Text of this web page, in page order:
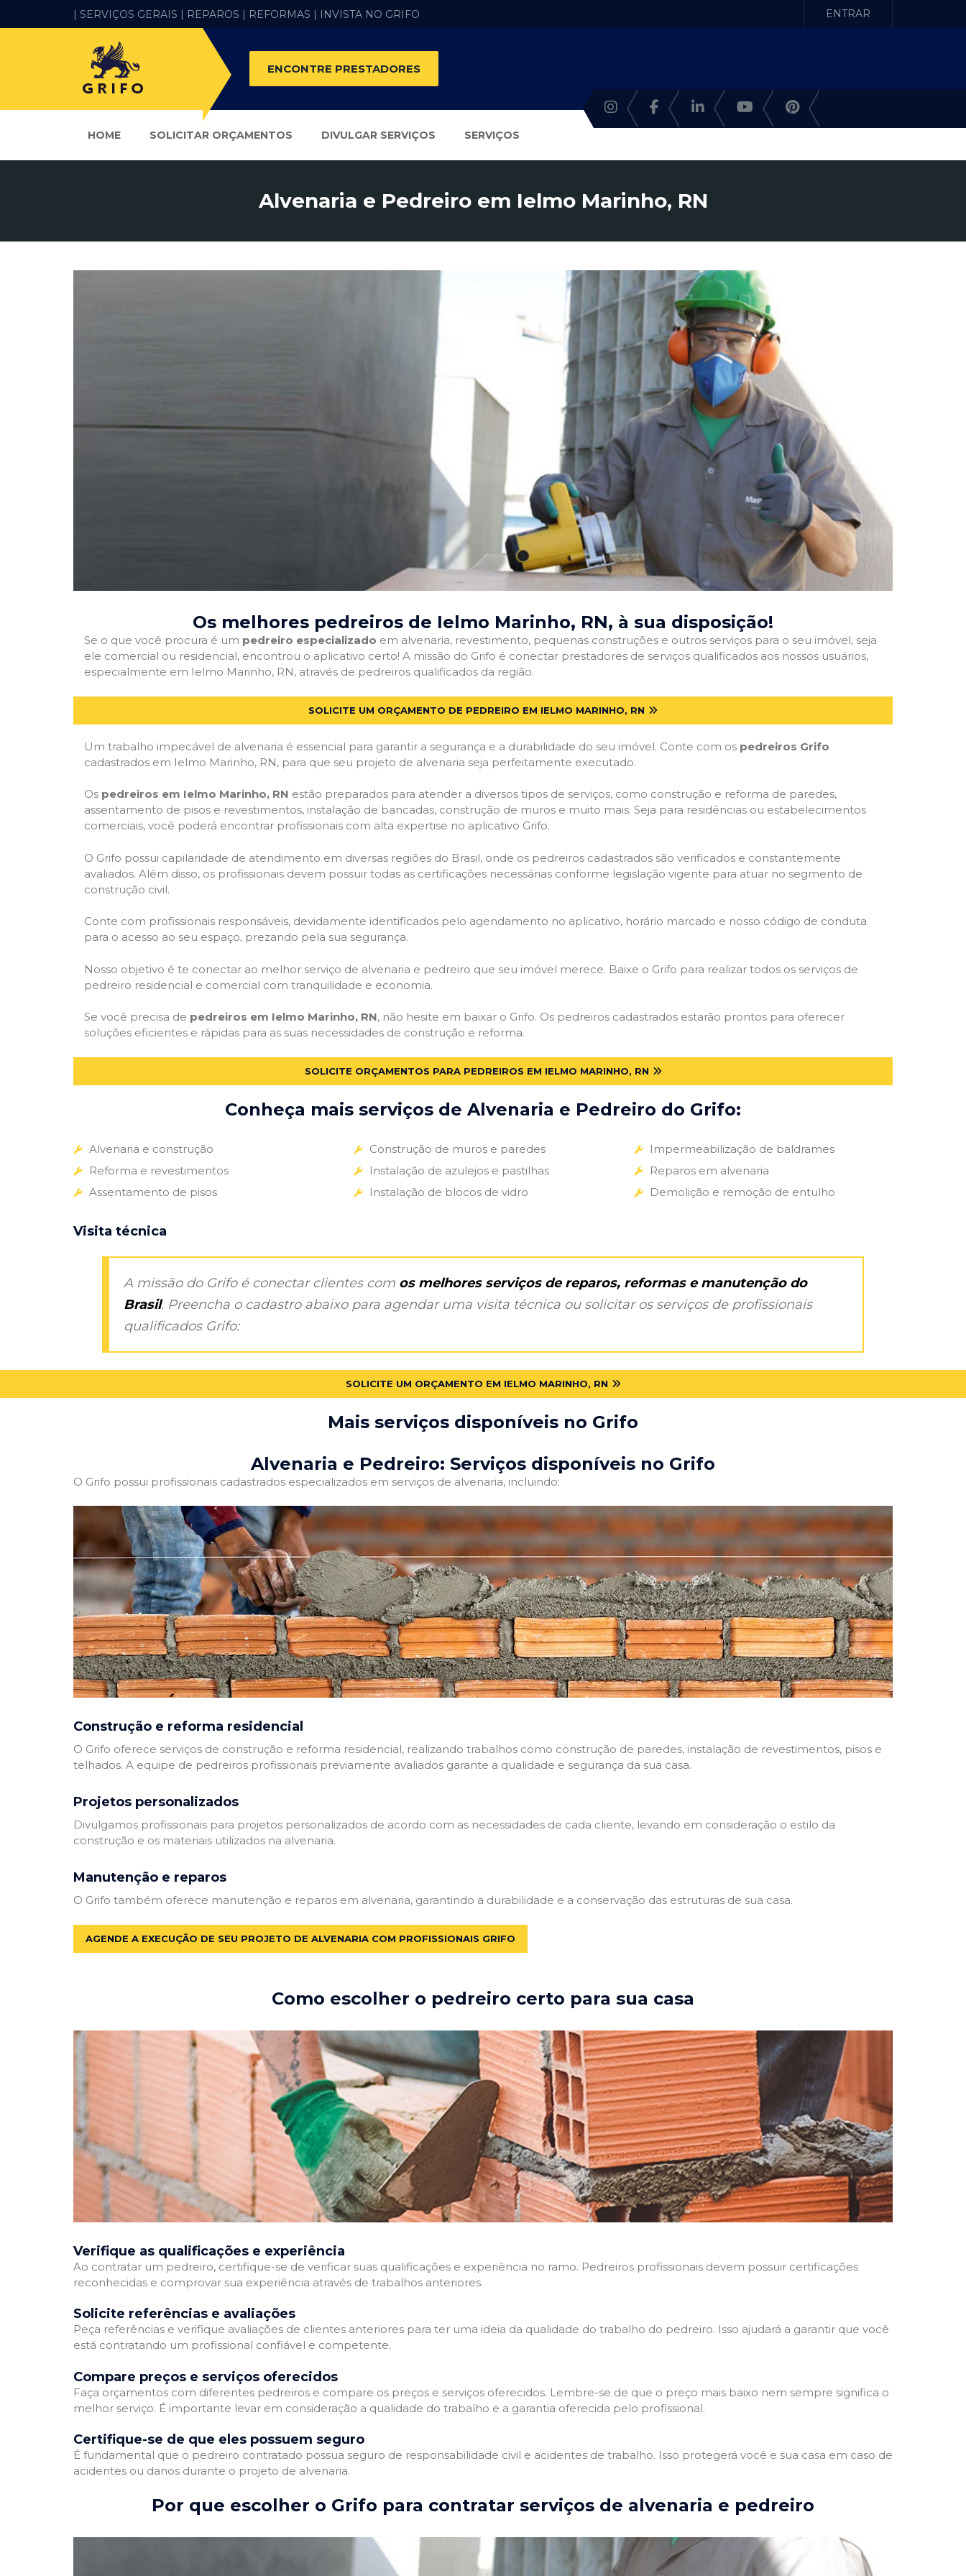
| SERVIÇOS GERAIS | REPAROS | REFORMAS | INVISTA NO GRIFO ENTRAR
ENCONTRE PRESTADORES
HOME SOLICITAR ORÇAMENTOS DIVULGAR SERVIÇOS SERVIÇOS
Alvenaria e Pedreiro em Ielmo Marinho, RN
Os melhores pedreiros de Ielmo Marinho, RN, à sua disposição!
Se o que você procura é um pedreiro especializado em alvenaria, revestimento, pequenas construções e outros serviços para o seu imóvel, seja
ele comercial ou residencial, encontrou o aplicativo certo! A missão do Grifo é conectar prestadores de serviços qualificados aos nossos usuários,
especialmente em Ielmo Marinho, RN, através de pedreiros qualificados da região.
SOLICITE UM ORÇAMENTO DE PEDREIRO EM IELMO MARINHO, RN
Um trabalho impecável de alvenaria é essencial para garantir a segurança e a durabilidade do seu imóvel. Conte com os pedreiros Grifo
cadastrados em Ielmo Marinho, RN, para que seu projeto de alvenaria seja perfeitamente executado.
Os pedreiros em Ielmo Marinho, RN estão preparados para atender a diversos tipos de serviços, como construção e reforma de paredes,
assentamento de pisos e revestimentos, instalação de bancadas, construção de muros e muito mais. Seja para residências ou estabelecimentos
comerciais, você poderá encontrar profissionais com alta expertise no aplicativo Grifo.
O Grifo possui capilaridade de atendimento em diversas regiões do Brasil, onde os pedreiros cadastrados são verificados e constantemente
avaliados. Além disso, os profissionais devem possuir todas as certificações necessárias conforme legislação vigente para atuar no segmento de
construção civil.
Conte com profissionais responsáveis, devidamente identificados pelo agendamento no aplicativo, horário marcado e nosso código de conduta
para o acesso ao seu espaço, prezando pela sua segurança.
Nosso objetivo é te conectar ao melhor serviço de alvenaria e pedreiro que seu imóvel merece. Baixe o Grifo para realizar todos os serviços de
pedreiro residencial e comercial com tranquilidade e economia.
Se você precisa de pedreiros em Ielmo Marinho, RN, não hesite em baixar o Grifo. Os pedreiros cadastrados estarão prontos para oferecer
soluções eficientes e rápidas para as suas necessidades de construção e reforma.
SOLICITE ORÇAMENTOS PARA PEDREIROS EM IELMO MARINHO, RN
Conheça mais serviços de Alvenaria e Pedreiro do Grifo:
Alvenaria e construção
Reforma e revestimentos
Assentamento de pisos
Construção de muros e paredes
Instalação de azulejos e pastilhas
Instalação de blocos de vidro
Impermeabilização de baldrames
Reparos em alvenaria
Demolição e remoção de entulho
Visita técnica
A missão do Grifo é conectar clientes com os melhores serviços de reparos, reformas e manutenção do
Brasil. Preencha o cadastro abaixo para agendar uma visita técnica ou solicitar os serviços de profissionais
qualificados Grifo:
SOLICITE UM ORÇAMENTO EM IELMO MARINHO, RN
Mais serviços disponíveis no Grifo
Alvenaria e Pedreiro: Serviços disponíveis no Grifo
O Grifo possui profissionais cadastrados especializados em serviços de alvenaria, incluindo:
Construção e reforma residencial
O Grifo oferece serviços de construção e reforma residencial, realizando trabalhos como construção de paredes, instalação de revestimentos, pisos e
telhados. A equipe de pedreiros profissionais previamente avaliados garante a qualidade e segurança da sua casa.
Projetos personalizados
Divulgamos profissionais para projetos personalizados de acordo com as necessidades de cada cliente, levando em consideração o estilo da
construção e os materiais utilizados na alvenaria.
Manutenção e reparos
O Grifo também oferece manutenção e reparos em alvenaria, garantindo a durabilidade e a conservação das estruturas de sua casa.
AGENDE A EXECUÇÃO DE SEU PROJETO DE ALVENARIA COM PROFISSIONAIS GRIFO
Como escolher o pedreiro certo para sua casa
Verifique as qualificações e experiência
Ao contratar um pedreiro, certifique-se de verificar suas qualificações e experiência no ramo. Pedreiros profissionais devem possuir certificações
reconhecidas e comprovar sua experiência através de trabalhos anteriores.
Solicite referências e avaliações
Peça referências e verifique avaliações de clientes anteriores para ter uma ideia da qualidade do trabalho do pedreiro. Isso ajudará a garantir que você
está contratando um profissional confiável e competente.
Compare preços e serviços oferecidos
Faça orçamentos com diferentes pedreiros e compare os preços e serviços oferecidos. Lembre-se de que o preço mais baixo nem sempre significa o
melhor serviço. É importante levar em consideração a qualidade do trabalho e a garantia oferecida pelo profissional.
Certifique-se de que eles possuem seguro
É fundamental que o pedreiro contratado possua seguro de responsabilidade civil e acidentes de trabalho. Isso protegerá você e sua casa em caso de
acidentes ou danos durante o projeto de alvenaria.
Por que escolher o Grifo para contratar serviços de alvenaria e pedreiro